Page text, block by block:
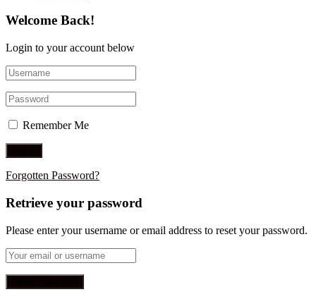
Welcome Back!
Login to your account below
Remember Me
Forgotten Password?
Retrieve your password
Please enter your username or email address to reset your password.